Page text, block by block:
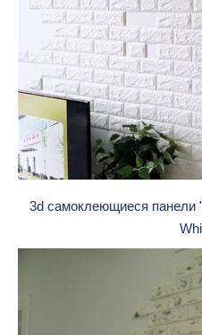
3d cамоклеющиеся панели